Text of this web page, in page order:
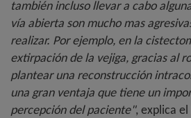
también incluso llevar a cabo
vía abierta son mucho mas
realizar. Por ejemplo, en la
extirpación de la vejiga, gracias al
plantear una reconstrucción
una gran ventaja que tiene un
percepción del paciente", explica el